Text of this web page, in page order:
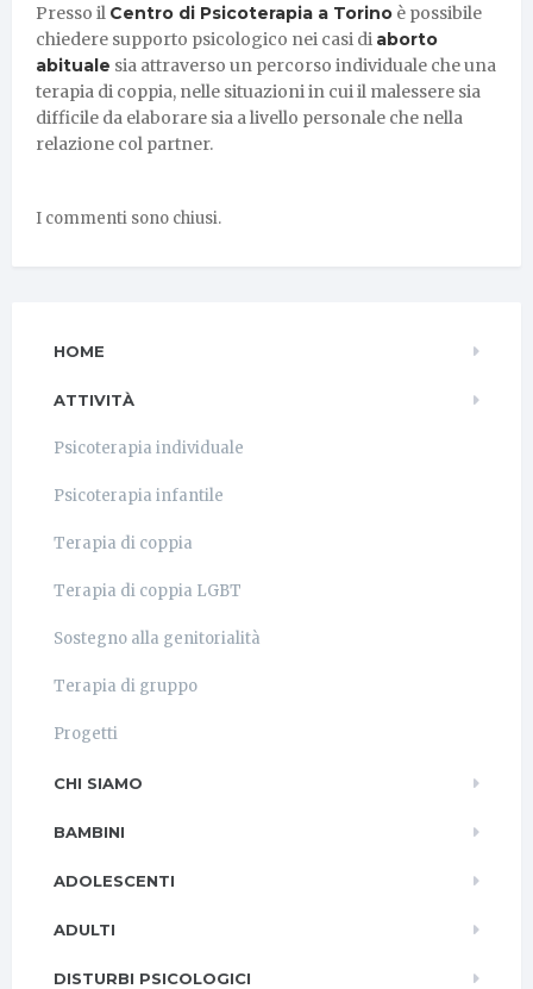
Presso il Centro di Psicoterapia a Torino è possibile
chiedere supporto psicologico nei casi di aborto
abituale sia attraverso un percorso individuale che una
terapia di coppia, nelle situazioni in cui il malessere sia
difficile da elaborare sia a livello personale che nella
relazione col partner.
I commenti sono chiusi.
HOME
ATTIVITÀ
Psicoterapia individuale
Psicoterapia infantile
Terapia di coppia
Terapia di coppia LGBT
Sostegno alla genitorialità
Terapia di gruppo
Progetti
CHI SIAMO
BAMBINI
ADOLESCENTI
ADULTI
DISTURBI PSICOLOGICI